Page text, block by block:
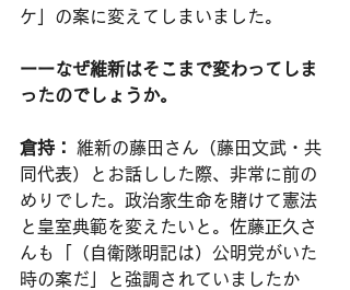
ケ」の案に変えてしまいました。
ーーなぜ維新はそこまで変わってしま
ったのでしょうか。
倉持：
維新の藤田さん（藤田文武・共
同代表）とお話しした際、非常に前の
めりでした。政治家生命を賭けて憲法
と皇室典範を変えたいと。佐藤正久さ
んも「（自衛隊明記は）公明党がいた
時の案だ」と強調されていましたか